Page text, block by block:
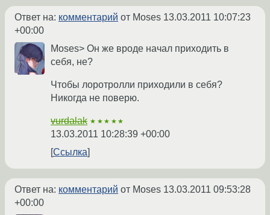
Ответ на: комментарий от Moses 13.03.2011 10:07:23
+00:00
Moses> Он же вроде начал приходить в
себя, не?
Чтобы лоротролли приходили в себя?
Никогда не поверю.
vurdalak ★★★★★
13.03.2011 10:28:39 +00:00
Ссылка
Ответ на: комментарий от Moses 13.03.2011 09:53:28
+00:00